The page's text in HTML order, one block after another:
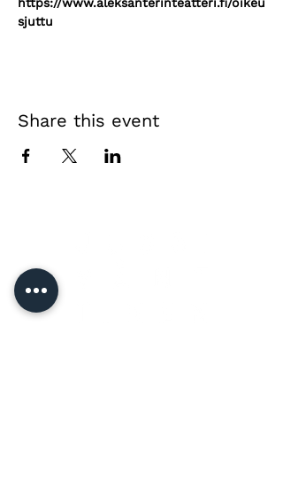
sjuttu
Share this event